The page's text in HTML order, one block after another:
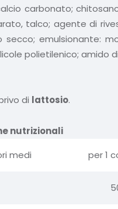
carbonato;
talco; agente di
emulsionante:
polietilenico; amido
di lattosio.
nutrizionali
medi
per 1